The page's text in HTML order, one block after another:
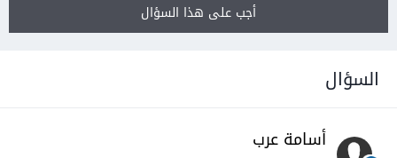
أجب على هذا السؤال
السؤال
أسامة عرب